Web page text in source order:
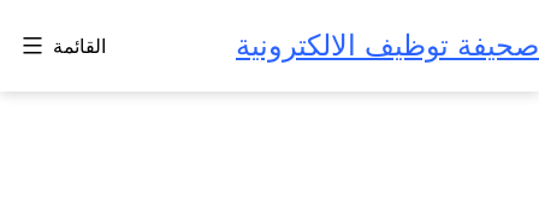
إلى
المحتوى
صحيفة توظيف الالكترونية القائمة